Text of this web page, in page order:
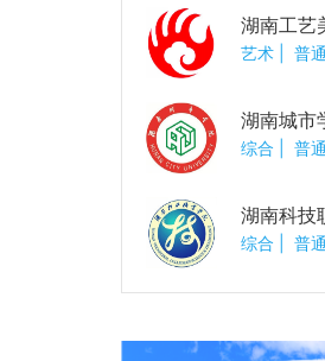
湖南工艺
艺术 普
湖南城市
综合 普
湖南科技
综合 普